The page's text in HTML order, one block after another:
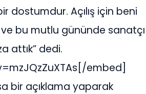
dostumdur. Açılış için beni
bu mutlu gününde sanatçı
attık” dedi.
embed]
bir açıklama yaparak